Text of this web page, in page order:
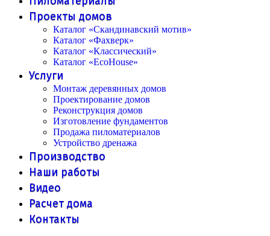
Проекты домов
Каталог «Скандинавский мотив»
Каталог «Фахверк»
Каталог «Классический»
Каталог «EcoHouse»
Услуги
Монтаж деревянных домов
Проектирование домов
Реконструкция домов
Изготовление фундаментов
Продажа пиломатериалов
Устройство дренажа
Производство
Наши работы
Видео
Расчет дома
Контакты